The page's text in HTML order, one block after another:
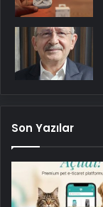
Son Yazılar